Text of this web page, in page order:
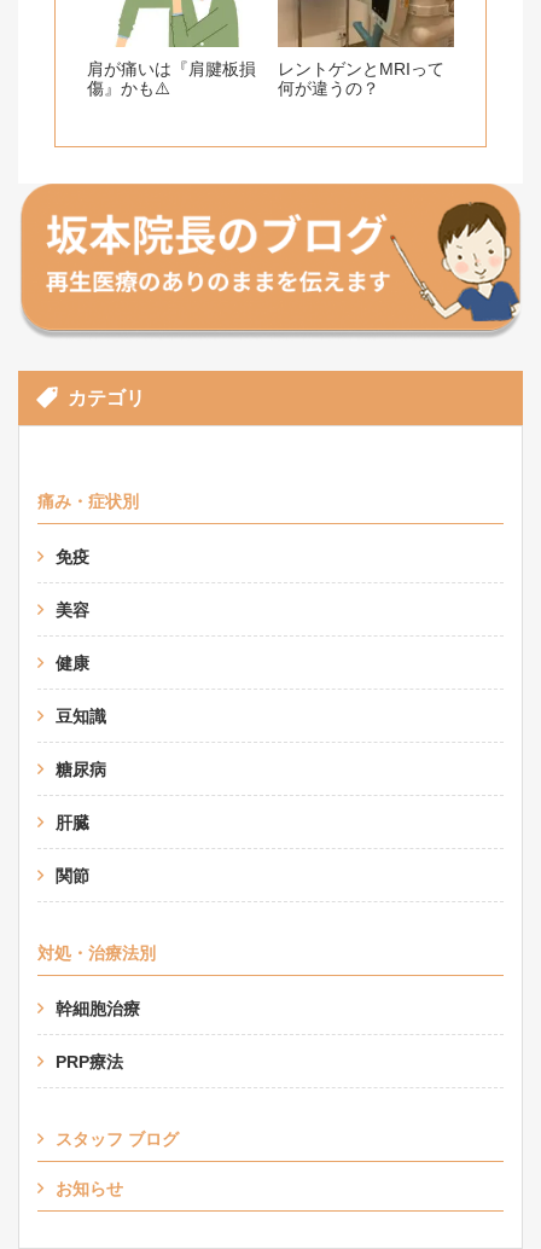
肩が痛いは『肩腱板損
傷』かも⚠️
レントゲンとMRIって
何が違うの？
カテゴリ
痛み・症状別
免疫
美容
健康
豆知識
糖尿病
肝臓
関節
対処・治療法別
幹細胞治療
PRP療法
スタッフ ブログ
お知らせ